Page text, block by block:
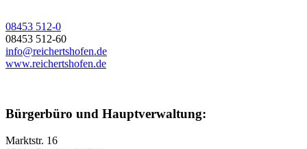
08453 512-0
08453 512-60
info@reichertshofen.de
www.reichertshofen.de
Bürgerbüro und Hauptverwaltung:
Marktstr. 16